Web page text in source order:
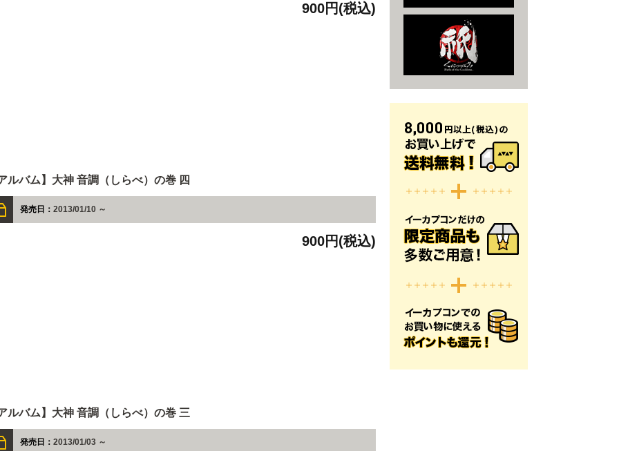
900円(税込)
ルバム】大神 音調（しらべ）の巻 四
発売日： 2013/01/10 ～
900円(税込)
ルバム】大神 音調（しらべ）の巻 三
発売日： 2013/01/03 ～